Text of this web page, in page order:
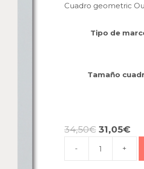
Cuadro geometric
Tipo de
Tamaño
34,50€ 31,05€
-
geometric
+